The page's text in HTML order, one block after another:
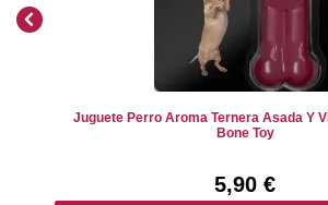
Juguete Perro Aroma Ternera Asada Y
Bone Toy
5,90 €